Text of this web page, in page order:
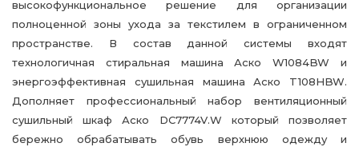
высокофункциональное решение для организации
полноценной зоны ухода за текстилем в ограниченном
пространстве. В состав данной системы входят
технологичная стиральная машина Аско W1084BW и
энергоэффективная сушильная машина Аско T108HBW.
Дополняет профессиональный набор вентиляционный
сушильный шкаф Аско DC7774V.W который позволяет
бережно обрабатывать обувь верхнюю одежду и